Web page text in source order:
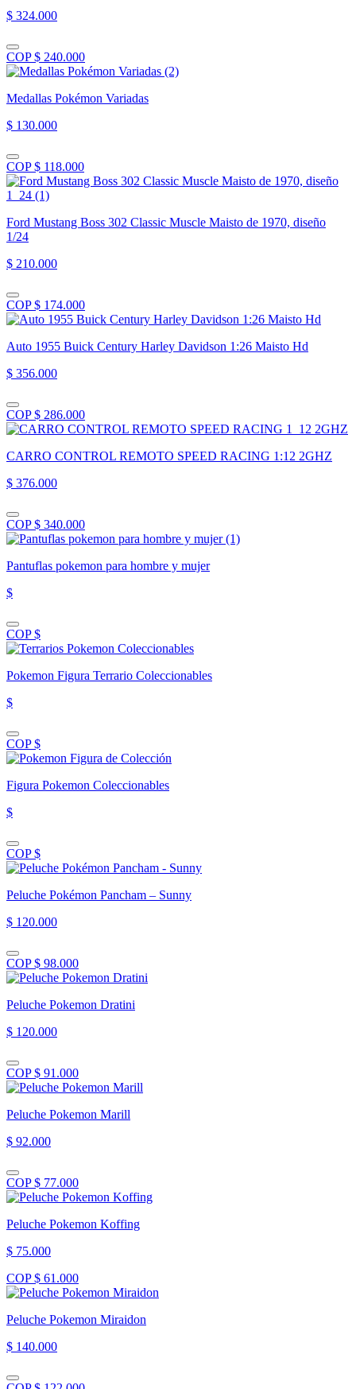
$ 324.000
COP $ 240.000
Medallas Pokémon Variadas
$ 130.000
COP $ 118.000
Ford Mustang Boss 302 Classic Muscle Maisto de 1970, diseño
1/24
$ 210.000
COP $ 174.000
Auto 1955 Buick Century Harley Davidson 1:26 Maisto Hd
$ 356.000
COP $ 286.000
CARRO CONTROL REMOTO SPEED RACING 1:12 2GHZ
$ 376.000
COP $ 340.000
Pantuflas pokemon para hombre y mujer
$
COP $
Pokemon Figura Terrario Coleccionables
$
COP $
Figura Pokemon Coleccionables
$
COP $
Peluche Pokémon Pancham – Sunny
$ 120.000
COP $ 98.000
Peluche Pokemon Dratini
$ 120.000
COP $ 91.000
Peluche Pokemon Marill
$ 92.000
COP $ 77.000
Peluche Pokemon Koffing
$ 75.000
COP $ 61.000
Peluche Pokemon Miraidon
$ 140.000